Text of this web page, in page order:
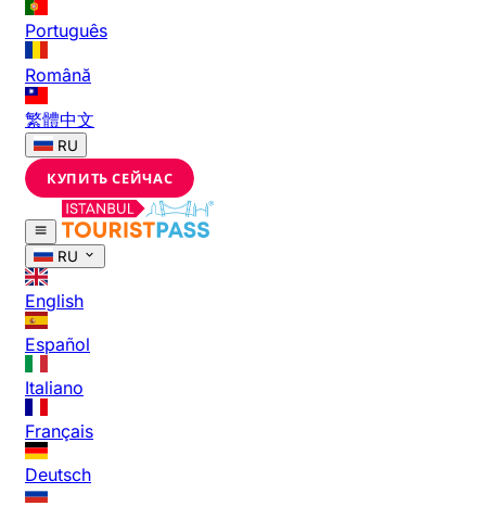
Português
Română
繁體中文
RU
КУПИТЬ СЕЙЧАС
RU
English
Español
Italiano
Français
Deutsch